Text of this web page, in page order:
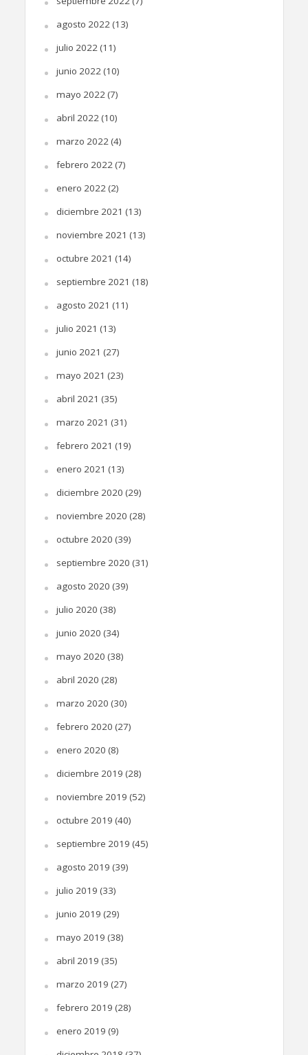
agosto 2022(13)
julio 2022(11)
junio 2022(10)
mayo 2022(7)
abril 2022(10)
marzo 2022(4)
febrero 2022(7)
enero 2022(2)
diciembre 2021 (13)
noviembre 2021 (13)
octubre 2021 (14)
septiembre 2021 (18)
agosto 2021 (11)
julio 2021 (13)
junio 2021 (27)
mayo 2021 (23)
abril 2021 (35)
marzo 2021 (31)
febrero 2021 (19)
enero 2021 (13)
diciembre 2020 (29)
noviembre 2020 (28)
octubre 2020 (39)
septiembre 2020 (31)
agosto 2020 (39)
julio 2020 (38)
junio 2020 (34)
mayo 2020 (38)
abril 2020 (28)
marzo 2020 (30)
febrero 2020 (27)
enero 2020 (8)
diciembre 2019 (28)
noviembre 2019 (52)
octubre 2019 (40)
septiembre 2019 (45)
agosto 2019 (39)
julio 2019 (33)
junio 2019 (29)
mayo 2019 (38)
abril 2019 (35)
marzo 2019 (27)
febrero 2019 (28)
enero 2019 (9)